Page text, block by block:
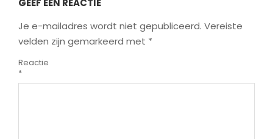
GEEF EEN REACTIE
Je e-mailadres wordt niet gepubliceerd. Vereiste
velden zijn gemarkeerd met *
Reactie
*